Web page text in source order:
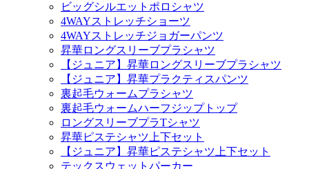
ビッグシルエットポロシャツ
4WAYストレッチショーツ
4WAYストレッチジョガーパンツ
昇華ロングスリーブプラシャツ
【ジュニア】昇華ロングスリーブプラシャツ
【ジュニア】昇華プラクティスパンツ
裏起毛ウォームプラシャツ
裏起毛ウォームハーフジップトップ
ロングスリーブプラTシャツ
昇華ピステシャツ上下セット
【ジュニア】昇華ピステシャツ上下セット
テックスウェットパーカー